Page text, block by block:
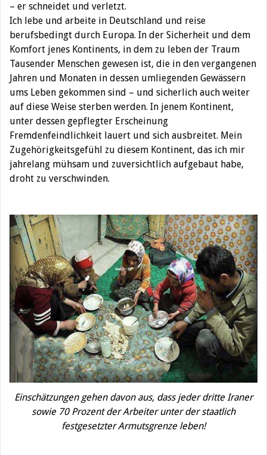
– er schneidet und verletzt.
Ich lebe und arbeite in Deutschland und reise
berufsbedingt durch Europa. In der Sicherheit und dem
Komfort jenes Kontinents, in dem zu leben der Traum
Tausender Menschen gewesen ist, die in den vergangenen
Jahren und Monaten in dessen umliegenden Gewässern
ums Leben gekommen sind – und sicherlich auch weiter
auf diese Weise sterben werden. In jenem Kontinent,
unter dessen gepflegter Erscheinung
Fremdenfeindlichkeit lauert und sich ausbreitet. Mein
Zugehörigkeitsgefühl zu diesem Kontinent, das ich mir
jahrelang mühsam und zuversichtlich aufgebaut habe,
droht zu verschwinden.
Einschätzungen gehen davon aus, dass jeder dritte Iraner
sowie 70 Prozent der Arbeiter unter der staatlich
festgesetzter Armutsgrenze leben!